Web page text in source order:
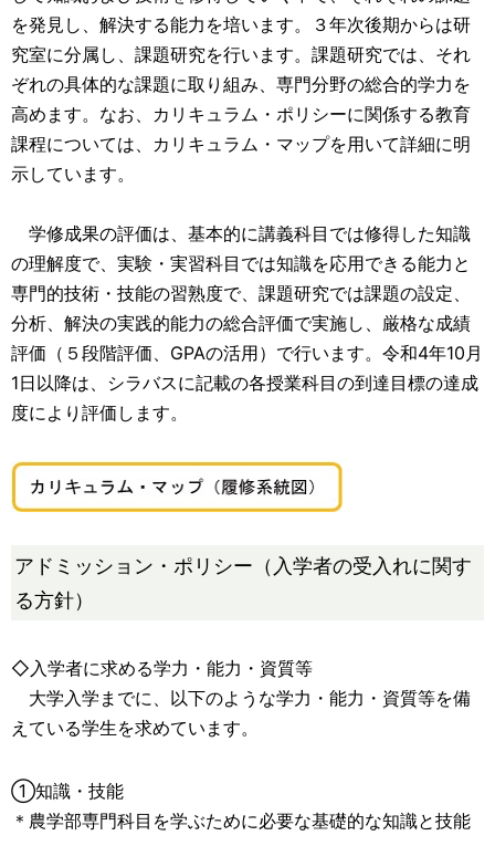
を発見し、解決する能力を培います。３年次後期からは研
究室に分属し、課題研究を行います。課題研究では、それ
ぞれの具体的な課題に取り組み、専門分野の総合的学力を
高めます。なお、カリキュラム・ポリシーに関係する教育
課程については、カリキュラム・マップを用いて詳細に明
示しています。
学修成果の評価は、基本的に講義科目では修得した知識
の理解度で、実験・実習科目では知識を応用できる能力と
専門的技術・技能の習熟度で、課題研究では課題の設定、
分析、解決の実践的能力の総合評価で実施し、厳格な成績
評価（５段階評価、GPAの活用）で行います。令和4年10月
1日以降は、シラバスに記載の各授業科目の到達目標の達成
度により評価します。
アドミッション・ポリシー（入学者の受入れに関す
る方針）
◇入学者に求める学力・能力・資質等
大学入学までに、以下のような学力・能力・資質等を備
えている学生を求めています。
①知識・技能
＊農学部専門科目を学ぶために必要な基礎的な知識と技能